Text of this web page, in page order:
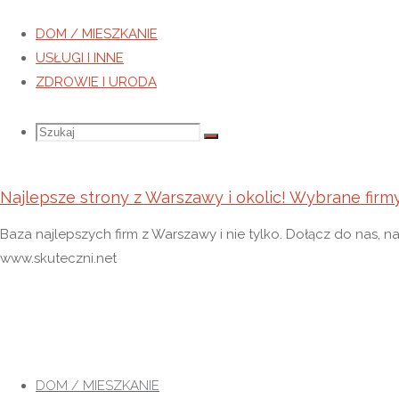
DOM / MIESZKANIE
USŁUGI I INNE
ZDROWIE I URODA
Szukaj
Szukaj:
Szukaj
Najlepsze strony z Warszawy i okolic! Wybrane
Baza najlepszych firm z Warszawy i nie tylko. Dołącz do nas,
www.skuteczni.net
DOM / MIESZKANIE